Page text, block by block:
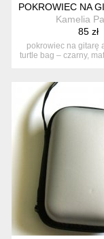
NOBO
POKROWIEC NA
Kamelia
85 zł
pokrowiec na gitarę
turtle bag – czarny,